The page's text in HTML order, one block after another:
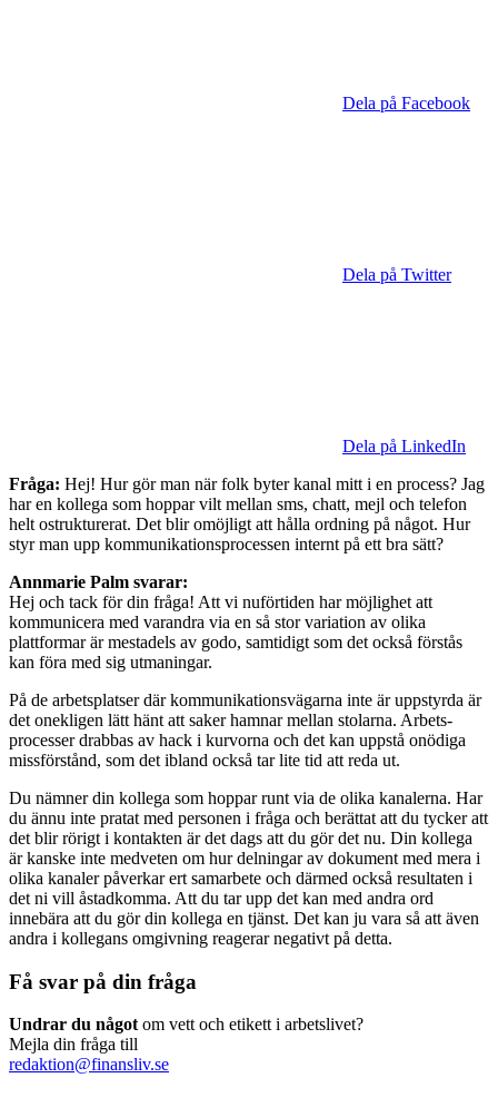
Dela på Facebook
Dela på Twitter
Dela på LinkedIn
Fråga: Hej! Hur gör man när folk byter kanal mitt i en process? Jag
har en kollega som hoppar vilt mellan sms, chatt, mejl och telefon
helt ostrukturerat. Det blir omöjligt att hålla ordning på något. Hur
styr man upp kommunikationsprocessen internt på ett bra sätt?
Annmarie Palm svarar:
Hej och tack för din fråga! Att vi nuförtiden har möjlighet att
kommunicera med varandra via en så stor variation av olika
plattformar är mestadels av godo, samtidigt som det också förstås
kan föra med sig utmaningar.
På de arbetsplatser där kommunikationsvägarna inte är uppstyrda är
det onekligen lätt hänt att saker hamnar mellan stolarna. Arbets­
processer drabbas av hack i kurvorna och det kan uppstå onödiga
missförstånd, som det ibland också tar lite tid att reda ut.
Du nämner din kollega som hoppar runt via de olika kanalerna. Har
du ännu inte pratat med personen i fråga och berättat att du tycker att
det blir rörigt i kontakten är det dags att du gör det nu. Din kollega
är kanske inte medveten om hur delningar av dokument med mera i
olika kanaler påverkar ert sam­arbete och därmed också resultaten i
det ni vill åstadkomma. Att du tar upp det kan med andra ord
innebära att du gör din kollega en tjänst. Det kan ju vara så att även
andra i kollegans om­givning reagerar negativt på detta.
Få svar på din fråga
Undrar du något om vett och etikett i arbetslivet?
Mejla din fråga till
redaktion@finansliv.se